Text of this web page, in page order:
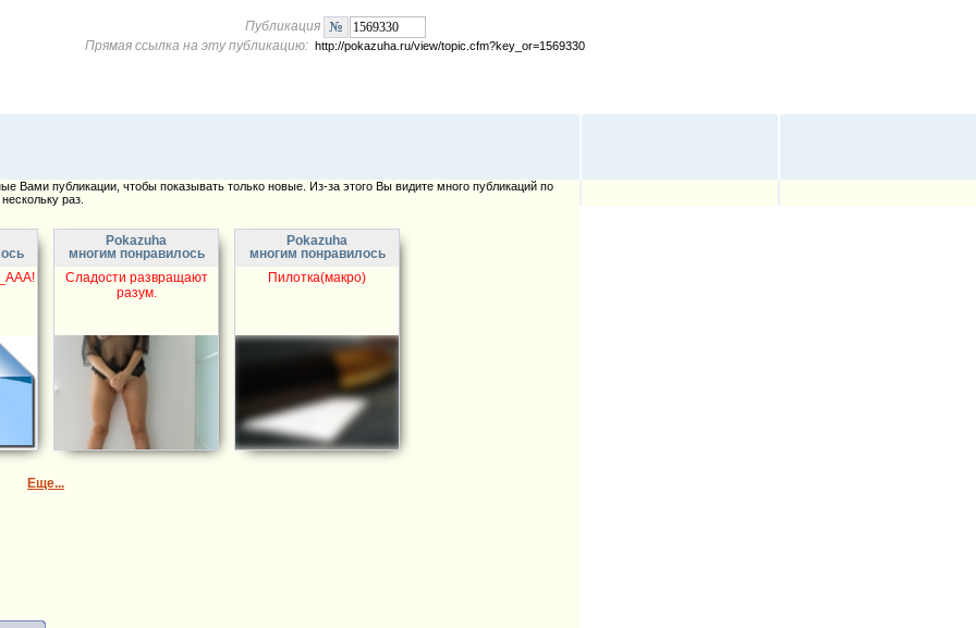
Публикация
Прямая ссылка на эту публикацию: http://pokazuha.ru/view/topic.cfm?key_or=1569330
публикации, чтобы показывать только новые. Из-за этого Вы видите много публикаций по
нескольку раз.
Pokazuha
многим понравилось
Сладости развращают
разум.
Pokazuha
многим понравилось
Пилотка(макро)
Еще...